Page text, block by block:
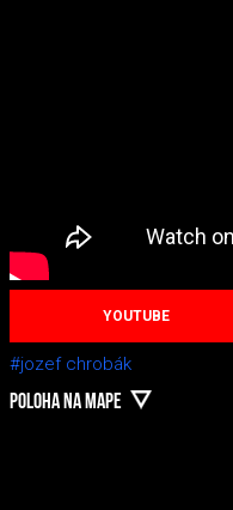
YOUTUBE
#jozef chrobák
POLOHA NA MAPE